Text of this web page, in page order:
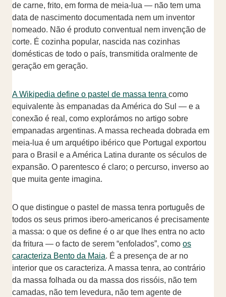
de carne, frito, em forma de meia-lua — não tem uma
data de nascimento documentada nem um inventor
nomeado. Não é produto conventual nem invenção de
corte. É cozinha popular, nascida nas cozinhas
domésticas de todo o país, transmitida oralmente de
geração em geração.
A Wikipedia define o pastel de massa tenra como
equivalente às empanadas da América do Sul — e a
conexão é real, como explorámos no artigo sobre
empanadas argentinas. A massa recheada dobrada em
meia-lua é um arquétipo ibérico que Portugal exportou
para o Brasil e a América Latina durante os séculos de
expansão. O parentesco é claro; o percurso, inverso ao
que muita gente imagina.
O que distingue o pastel de massa tenra português de
todos os seus primos ibero-americanos é precisamente
a massa: o que os define é o ar que lhes entra no acto
da fritura — o facto de serem “enfolados”, como os
caracteriza Bento da Maia. É a presença de ar no
interior que os caracteriza. A massa tenra, ao contrário
da massa folhada ou da massa dos rissóis, não tem
camadas, não tem levedura, não tem agente de